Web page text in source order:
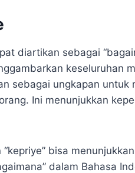
diartikan sebagai
keseluruhan
sebagai ungkapan
Ini menunjukkan
bisa
dalam Bahasa